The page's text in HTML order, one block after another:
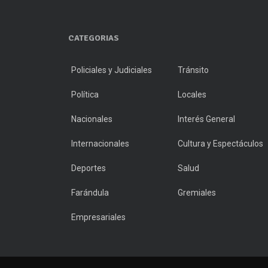
CATEGORIAS
Policiales y Judiciales Tránsito
Política Locales
Nacionales Interés General
Internacionales Cultura y Espectáculos
Deportes Salud
Farándula Gremiales
Empresariales